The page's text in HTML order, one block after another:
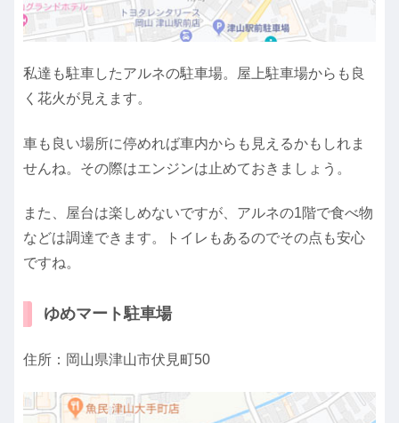
私達も駐車したアルネの駐車場。屋上駐車場からも良
く花火が見えます。
車も良い場所に停めれば車内からも見えるかもしれま
せんね。その際はエンジンは止めておきましょう。
また、屋台は楽しめないですが、アルネの1階で食べ物
などは調達できます。トイレもあるのでその点も安心
ですね。
ゆめマート駐車場
住所：岡山県津山市伏見町50